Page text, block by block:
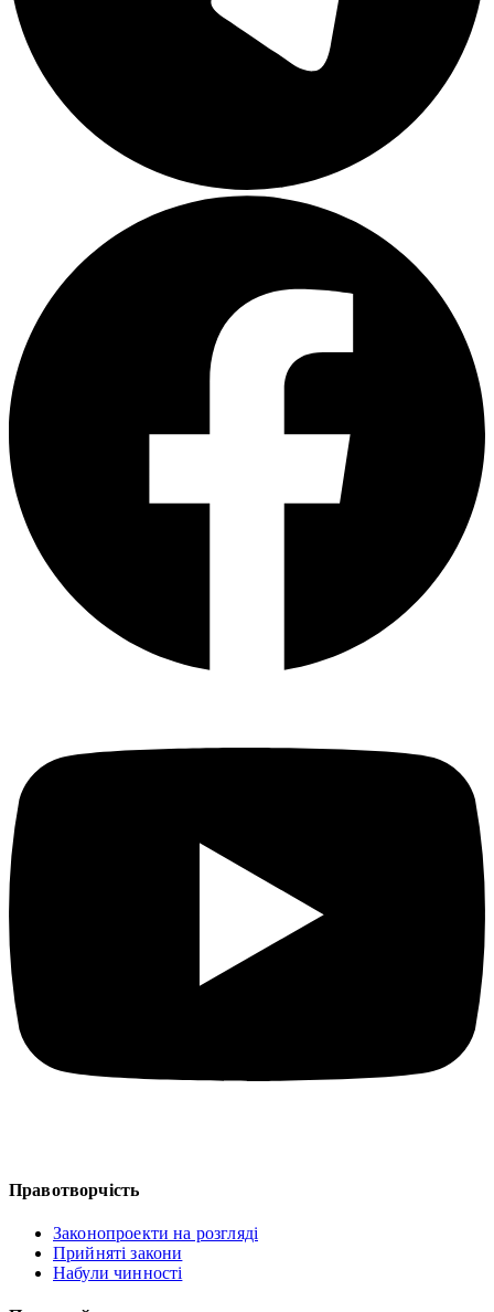
Правотворчість
Законопроекти на розгляді
Прийняті закони
Набули чинності